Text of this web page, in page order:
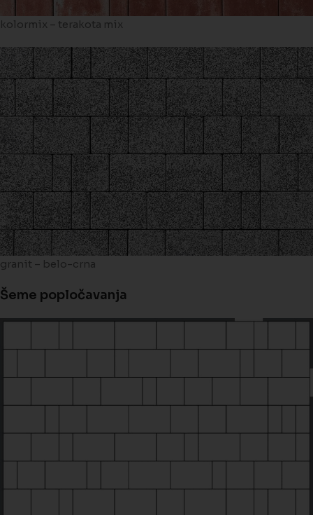
kolormix – terakota mix
granit – belo-crna
Šeme popločavanja